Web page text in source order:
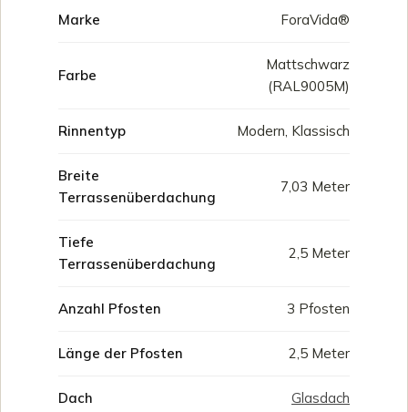
Marke ForaVida®
Farbe
Mattschwarz
(RAL9005M)
Rinnentyp Modern, Klassisch
Breite
Terrassenüberdachung
7,03 Meter
Tiefe
Terrassenüberdachung
2,5 Meter
Anzahl Pfosten 3 Pfosten
Länge der Pfosten 2,5 Meter
Dach Glasdach